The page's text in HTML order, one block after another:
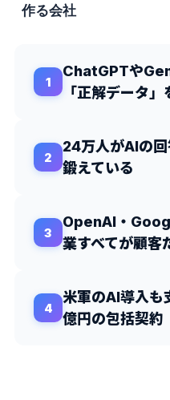
作る会社
ChatGPTや
「正解データ」
24万人がAIの
鍛えている
OpenAI・
業すべてが顧
米軍のAI導入も
億円の包括契約